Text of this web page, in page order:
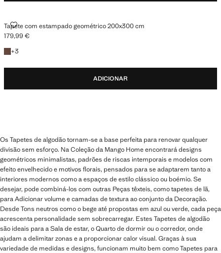
Tapete com estampado geométrico 200x300 cm
TAPETE COM ESTAMPADO GEOMÉTRICO 200X300 CM
Preço atual [179,99 € ]
179,99 €
+3
+3 cores
ADICIONAR
Os Tapetes de algodão tornam-se a base perfeita para renovar qualquer
divisão sem esforço. Na Coleção da Mango Home encontrará designs
geométricos minimalistas, padrões de riscas intemporais e modelos com
efeito envelhecido e motivos florais, pensados para se adaptarem tanto a
interiores modernos como a espaços de estilo clássico ou boémio. Se
desejar, pode combiná-los com outras Peças têxteis, como tapetes de lã,
para Adicionar volume e camadas de textura ao conjunto da Decoração.
Desde Tons neutros como o bege até propostas em azul ou verde, cada peça
acrescenta personalidade sem sobrecarregar. Estes Tapetes de algodão
são ideais para a Sala de estar, o Quarto de dormir ou o corredor, onde
ajudam a delimitar zonas e a proporcionar calor visual. Graças à sua
variedade de medidas e designs, funcionam muito bem como Tapetes para